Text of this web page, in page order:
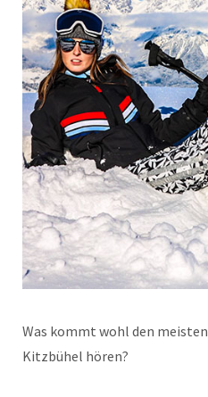
Was kommt wohl den
Kitzbühel hören?